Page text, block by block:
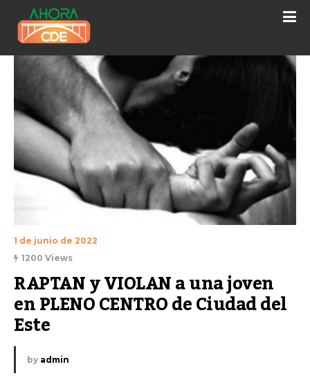
1 de junio de 2022
1200 Views
RAPTAN y VIOLAN a una joven
en PLENO CENTRO de Ciudad del
Este
by admin